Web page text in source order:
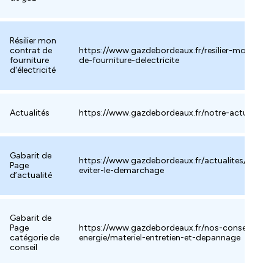
Résilier mon
contrat de
fourniture
d'électricité
https://www.gazdebordeaux.fr/resilier-mon-
de-fourniture-delectricite
Actualités https://www.gazdebordeaux.fr/notre-actualite
Gabarit de
Page
d’actualité
https://www.gazdebordeaux.fr/actualites/
eviter-le-demarchage
Gabarit de
Page
catégorie de
conseil
https://www.gazdebordeaux.fr/nos-conseils-
energie/materiel-entretien-et-depannage